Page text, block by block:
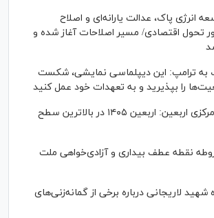
انرژی پاک، عدالت یارانه‌ای و اصلاح
تحول اقتصادی/ مسیر اصلاحات آغاز شده و
به ترامپ: این دیپلماسی نمایشی، شکست
را بپذیرید و به تعهدات خود عمل کنید
رییس ستاد مرکزی اربعین: اربعین ۱۴۰۵ در بالاترین سطح
نقطه عطف بیداری و آزادی‌خواهی ملت
شهید لاریجانی درباره برخی از گمانه‌زنی‌های